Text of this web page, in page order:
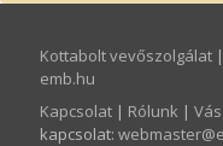
Kottabolt vevőszolgálat
emb.hu
Kapcsolat | Rólunk |
kapcsolat: